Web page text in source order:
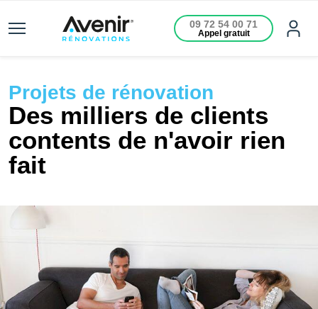
09 72 54 00 71
Appel gratuit
Projets de rénovation
Des milliers de clients
contents de n'avoir rien
fait